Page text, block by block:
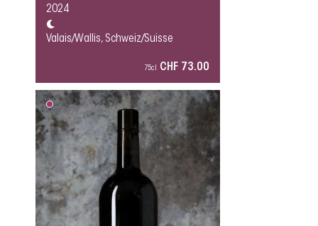
2024
Valais/Wallis, Schweiz/Suisse
75cl CHF 73.00